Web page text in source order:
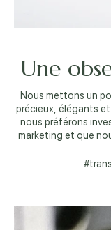
Une
Nous mettons un
précieux, élégants
nous préférons
marketing et que